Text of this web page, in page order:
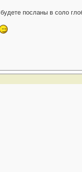
посланы в соло